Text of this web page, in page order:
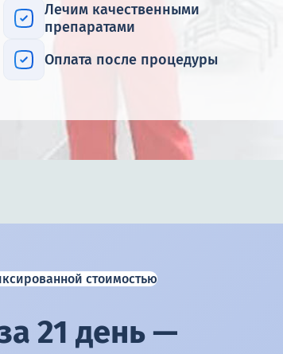
Лечим качественными
препаратами
Оплата после процедуры
стоимостью
21 день —